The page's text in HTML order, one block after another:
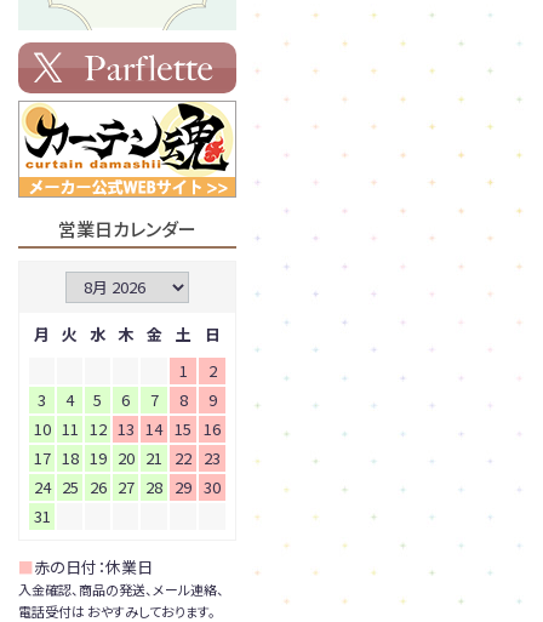
営業日カレンダー
月 火 水 木 金 土
日
1
2
3
4 5 6 7 8
9
10 11 12 13 14 15
16
17 18 19 20 21 22 23
24 25 26 27 28 29 30
31
■赤の日付：休業日
入金確認、商品の発送、メール連絡、
電話受付は おやすみしております。